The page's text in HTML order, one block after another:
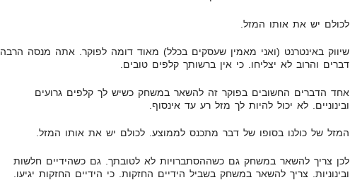
לכולם יש את אותו המזל.
שיווק באינטרנט (ואני מאמין שעסקים בכלל) מאוד דומה לפוקר. אתה מנסה הרבה
דברים והרוב לא יצליחו. כי אין ברשותך קלפים טובים.
אחד הדברים החשובים בפוקר זה להשאר במשחק כשיש לך קלפים גרועים
ובינוניים. לא יכול להיות לך מזל רע עד אינסוף.
המזל של כולנו בסופו של דבר מתכנס לממוצע. לכולם יש את אותו המזל.
לכן צריך להשאר במשחק גם כשההסתברויות לא לטובתך. גם כשהידיים חלשות
ובינוניות. צריך להשאר במשחק בשביל הידיים החזקות. כי הידיים החזקות יגיעו.